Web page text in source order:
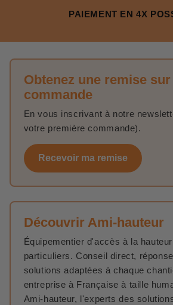
PAIEMENT EN 4X
Obtenez une remise
commande
En vous inscrivant à notre
votre première commande).
Recevoir ma remise
Découvrir Ami-hauteur
Équipementier d'accès à la
particuliers. Conseil direct,
solutions adaptées à chaque
entreprise à Française à taille
Ami-hauteur, l'experts des